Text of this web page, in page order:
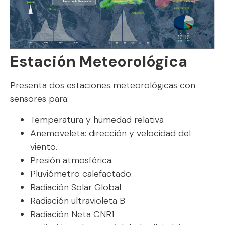
Estación Meteorológica
Presenta dos estaciones meteorológicas con
sensores para:
Temperatura y humedad relativa
Anemoveleta: dirección y velocidad del
viento.
Presión atmosférica.
Pluviómetro calefactado.
Radiación Solar Global
Radiación ultravioleta B
Radiación Neta CNR1